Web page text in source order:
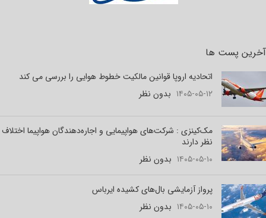
آخرین پست ها
اتحادیه اروپا قوانین مالکیت خطوط هوایی را بررسی می کند
۱۴۰۵-۰۵-۱۲ بدون نظر
مک‌کینزی : شرکت‌های هواپیمایی و اجاره‌دهندگان هواپیما اختلاف
نظر دارند
۱۴۰۵-۰۵-۱۰ بدون نظر
پرواز آزمایشی بال‌های کشیده ایرباس
۱۴۰۵-۰۵-۱۰ بدون نظر